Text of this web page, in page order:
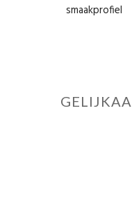
smaakprofiel